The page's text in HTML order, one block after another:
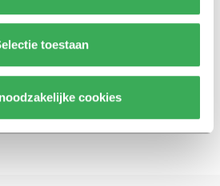
toestaan
cookies
‘Het ov is te duur om
te verkennen’
februari 2019